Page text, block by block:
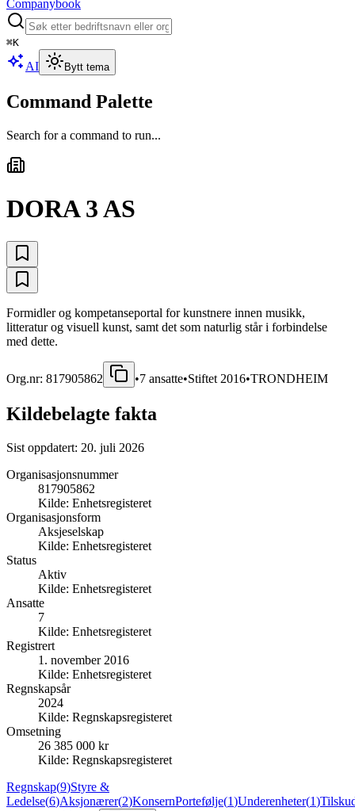
Companybook
⌘K
AI Bytt tema
Command Palette
Search for a command to run...
DORA 3 AS
Formidler og kompetanseportal for kunstnere innen musikk,
litteratur og visuell kunst, samt det som naturlig står i forbindelse
med dette.
Org.nr: 817905862 •7 ansatte•Stiftet 2016•TRONDHEIM
Kildebelagte fakta
Sist oppdatert: 20. juli 2026
Organisasjonsnummer
817905862
Kilde: Enhetsregisteret
Organisasjonsform
Aksjeselskap
Kilde: Enhetsregisteret
Status
Aktiv
Kilde: Enhetsregisteret
Ansatte
7
Kilde: Enhetsregisteret
Registrert
1. november 2016
Kilde: Enhetsregisteret
Regnskapsår
2024
Kilde: Regnskapsregisteret
Omsetning
26 385 000 kr
Kilde: Regnskapsregisteret
Regnskap(9)Styre &
Ledelse(6)Aksjonærer(2)KonsernPortefølje(1)Underenheter(1)